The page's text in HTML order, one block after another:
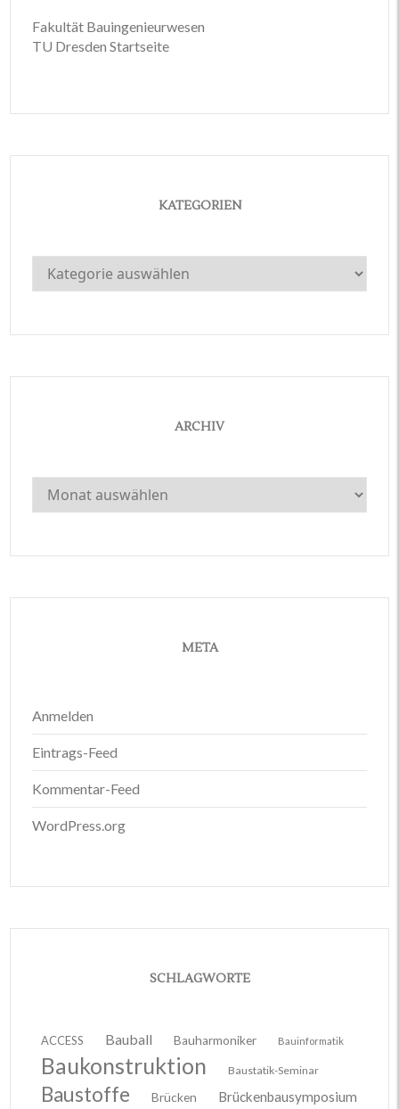
Fakultät Bauingenieurwesen
TU Dresden Startseite
KATEGORIEN
Kategorien
ARCHIV
Archiv
META
Anmelden
Eintrags-Feed
Kommentar-Feed
WordPress.org
SCHLAGWORTE
ACCESS Bauball Bauharmoniker Bauinformatik
Baukonstruktion Baustatik-Seminar
Baustoffe Brücken Brückenbausymposium